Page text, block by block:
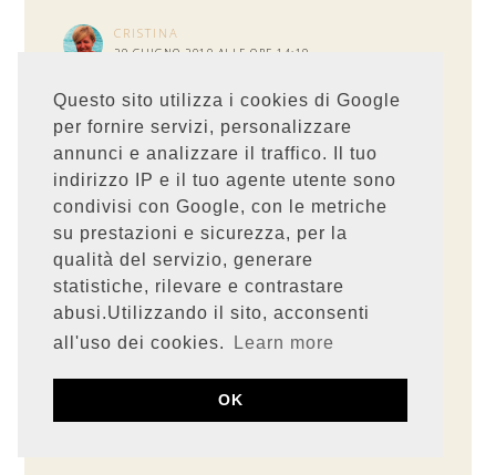
Questo sito utilizza i cookies di Google
per fornire servizi, personalizzare
annunci e analizzare il traffico. Il tuo
indirizzo IP e il tuo agente utente sono
condivisi con Google, con le metriche
su prestazioni e sicurezza, per la
qualità del servizio, generare
statistiche, rilevare e contrastare
abusi.Utilizzando il sito, acconsenti
all'uso dei cookies.
Learn more
OK
CRISTINA
29 GIUGNO 2010 ALLE ORE 14:19
belli e quando c'è un nuovo post corro subito!!!!
la gelatina è una cosa che ancora non mi attira
moltissimo, vorrei provarla ma qualcosa mi frena
comunque la tua è molto intrigante se un giorno
proverò farò di sicuro la tua...
un bacione
RISPONDI
CARLOTTAD
29 GIUGNO 2010 ALLE ORE 20:20
Il rosso è il mio colore preferito. Ultimo acquisto:
montagna e trovo le fragoline di bosco.